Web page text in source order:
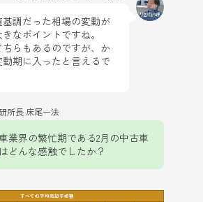
基調だった相場の変動が
なポイントですね。
らもあるのですが、か
期に入ったと言えるで
所長 床尾一法
業界の繁忙期である2月の中古車
どんな感触でしたか？
すべての平均売却予想額